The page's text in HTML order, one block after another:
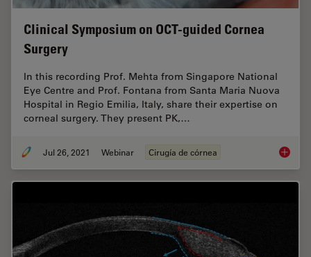
Clinical Symposium on OCT-guided Cornea
Surgery
In this recording Prof. Mehta from Singapore National
Eye Centre and Prof. Fontana from Santa Maria Nuova
Hospital in Regio Emilia, Italy, share their expertise on
corneal surgery. They present PK,…
Jul 26, 2021 Webinar Cirugía de córnea Clinical